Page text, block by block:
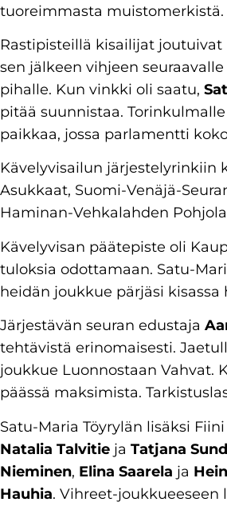
tuoreimmasta muistomerkistä.
Rastipisteillä kisailijat
sen jälkeen vihjeen
pihalle. Kun vinkki oli saatu,
pitää suunnistaa.
paikkaa, jossa parlamentti
Kävelyvisailun järjestelyrinkiin
Asukkaat, Suomi-Venäjä-
Haminan-Vehkalahden
Kävelyvisan päätepiste oli
tuloksia odottamaan. Satu-
heidän joukkue pärjäsi
Järjestävän seuran edustaja
tehtävistä erinomaisesti.
joukkue Luonnostaan Vahvat.
päässä maksimista.
Satu-Maria Töyrylän lisäksi
Natalia Talvitie ja Tatjana
Nieminen, Elina Saarela ja
Hauhia. Vihreet-joukkueeseen